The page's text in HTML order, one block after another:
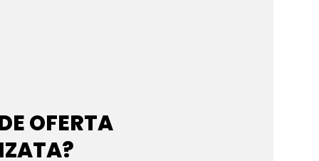
OFERTA